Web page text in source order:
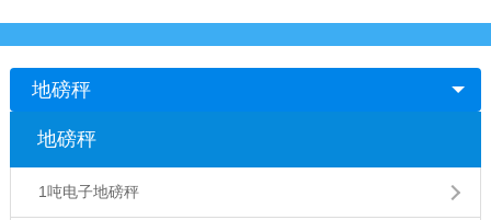
地磅秤
地磅秤
1吨电子地磅秤